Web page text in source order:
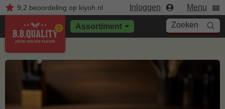
9,2 beoordelingop kiyoh.nl Inloggen Menu
Assortiment Zoeken